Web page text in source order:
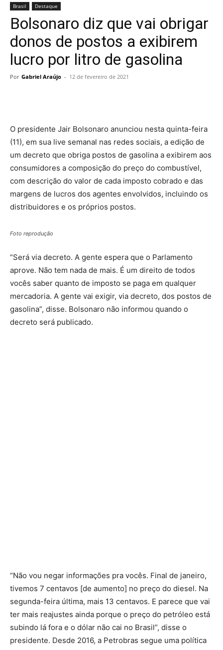
Brasil Destaque
Bolsonaro diz que vai obrigar
donos de postos a exibirem
lucro por litro de gasolina
Por Gabriel Araújo - 12 de fevereiro de 2021
O presidente Jair Bolsonaro anunciou nesta quinta-feira
(11), em sua live semanal nas redes sociais, a edição de
um decreto que obriga postos de gasolina a exibirem aos
consumidores a composição do preço do combustível,
com descrição do valor de cada imposto cobrado e das
margens de lucros dos agentes envolvidos, incluindo os
distribuidores e os próprios postos.
Foto reprodução
“Será via decreto. A gente espera que o Parlamento
aprove. Não tem nada de mais. É um direito de todos
vocês saber quanto de imposto se paga em qualquer
mercadoria. A gente vai exigir, via decreto, dos postos de
gasolina”, disse. Bolsonaro não informou quando o
decreto será publicado.
“Não vou negar informações pra vocês. Final de janeiro,
tivemos 7 centavos [de aumento] no preço do diesel. Na
segunda-feira última, mais 13 centavos. E parece que vai
ter mais reajustes ainda porque o preço do petróleo está
subindo lá fora e o dólar não cai no Brasil”, disse o
presidente. Desde 2016, a Petrobras segue uma política